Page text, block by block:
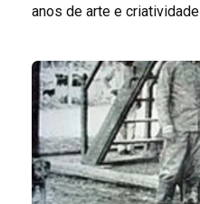
anos de arte e criatividade